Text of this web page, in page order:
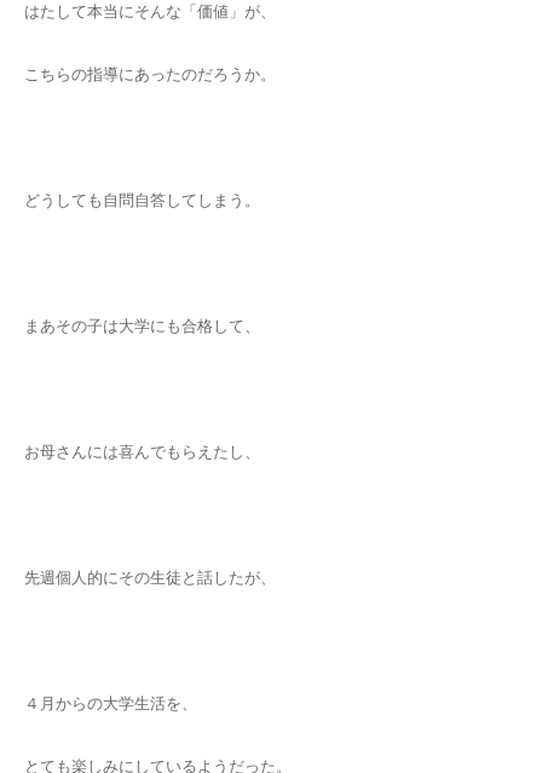
はたして本当にそんな「価値」が、
こちらの指導にあったのだろうか。
どうしても自問自答してしまう。
まあその子は大学にも合格して、
お母さんには喜んでもらえたし、
先週個人的にその生徒と話したが、
４月からの大学生活を、
とても楽しみにしているようだった。